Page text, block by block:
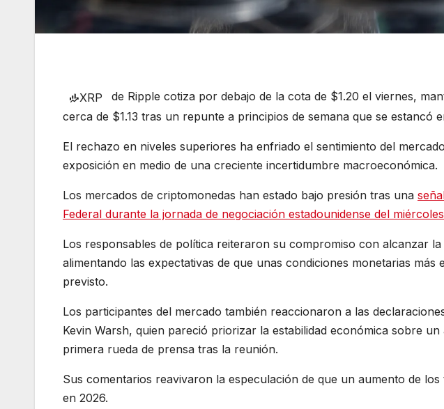
XRP
de Ripple cotiza por debajo de la cota de $1.20 el viernes,
cerca de $1.13 tras un repunte a principios de semana que se estancó
El rechazo en niveles superiores ha enfriado el sentimiento del
exposición en medio de una creciente incertidumbre macroeconómica.
Los mercados de criptomonedas han estado bajo presión tras una
Federal durante la jornada de negociación estadounidense del
Los responsables de política reiteraron su compromiso con alcanzar
alimentando las expectativas de que unas condiciones monetarias
previsto.
Los participantes del mercado también reaccionaron a las
Kevin Warsh, quien pareció priorizar la estabilidad económica sobre
primera rueda de prensa tras la reunión.
Sus comentarios reavivaron la especulación de que un aumento de
en 2026.